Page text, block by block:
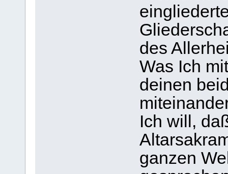
des
Was Ich
deinen
Ich will,
ganzen